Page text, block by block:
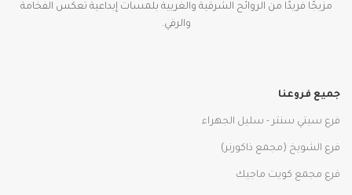
مزيجًا فريدًا من الروائح الشرقية والغربية بلمسات إبداعية تعكس الفخامة
والرقي.
جميع فروعنا
فرع سيتي سنتر - سليل الجهراء
فرع الشويخ (مجمع ذاكورنر)
فرع مجمع كويت ماجيك